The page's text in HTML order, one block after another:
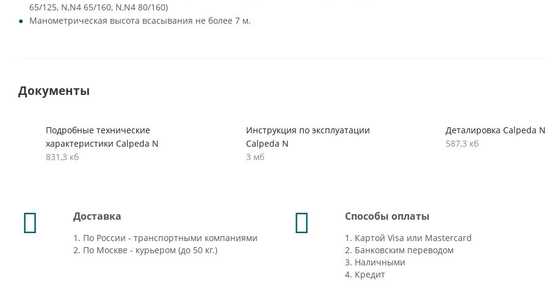
65/125, N,N4 65/160, N,N4 80/160)
Манометрическая высота всасывания не более 7 м.
Документы
Подробные технические
характеристики Calpeda N
831,3 кб
Инструкция по эксплуатации
Calpeda N
3 мб
Деталировка Calpeda N
587,3 кб
Доставка
1. По России - транспортными компаниями
2. По Москве - курьером (до 50 кг.)
Способы оплаты
1. Картой Visa или Mastercard
2. Банковским переводом
3. Наличными
4. Кредит